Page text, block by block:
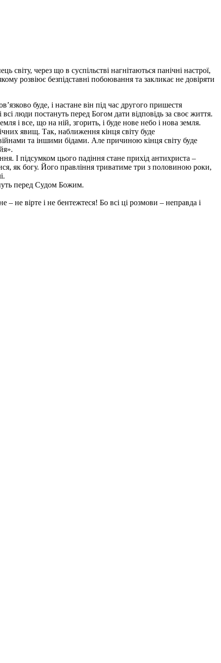
через що в суспільстві нагнітаються панічні настрої,
розвіює безпідставні побоювання та закликає не довіряти
буде, і настане він під час другого пришестя
люди постануть перед Богом дати відповідь за своє життя.
і все, що на ній, згорить, і буде нове небо і нова земля.
явищ. Так, наближення кінця світу буде
та іншими бідами. Але причиною кінця світу буде
І підсумком цього падіння стане прихід антихриста –
як богу. Його правління триватиме три з половиною роки,
перед Судом Божим.
не вірте і не бентежтеся! Бо всі ці розмови – неправда і